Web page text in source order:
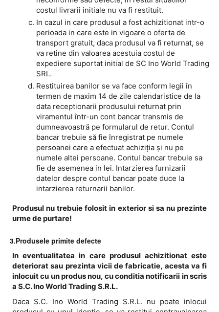
costul livrarii initiale nu va fi restituit.
In cazul in care produsul a fost achizitionat intr-o
perioada in care este in vigoare o oferta de
transport gratuit, daca produsul va fi returnat, se
va retine din valoarea acestuia costul de
expediere suportat initial de SC Ino World Trading
SRL.
Restituirea banilor se va face conform legii în
termen de maxim 14 de zile calendaristice de la
data receptionarii produsului returnat prin
viramentul într-un cont bancar transmis de
dumneavoastră pe formularul de retur. Contul
bancar trebuie să fie înregistrat pe numele
persoanei care a efectuat achiziția și nu pe
numele altei persoane. Contul bancar trebuie sa
fie de asemenea in lei. Intarzierea furnizarii
datelor despre contul bancar poate duce la
intarzierea returnarii banilor.
Produsul nu trebuie folosit in exterior si sa nu prezinte
urme de purtare!
3.Produsele primite defecte
In eventualitatea in care produsul achizitionat este
deteriorat sau prezinta vicii de fabricatie, acesta va fi
inlocuit cu un produs nou, cu conditia notificarii in scris
a S.C. Ino World Trading S.R.L.
Daca S.C. Ino World Trading S.R.L. nu poate inlocui